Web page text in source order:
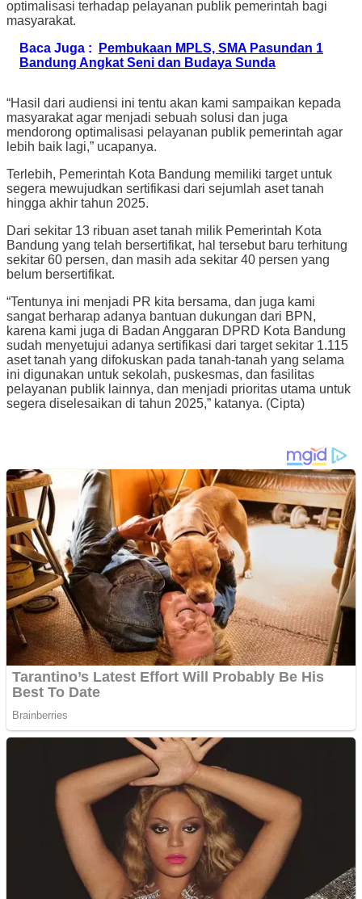
optimalisasi terhadap pelayanan publik pemerintah bagi
masyarakat.
Baca Juga :
Pembukaan MPLS, SMA Pasundan 1
Bandung Angkat Seni dan Budaya Sunda
“Hasil dari audiensi ini tentu akan kami sampaikan kepada
masyarakat agar menjadi sebuah solusi dan juga
mendorong optimalisasi pelayanan publik pemerintah agar
lebih baik lagi,” ucapanya.
Terlebih, Pemerintah Kota Bandung memiliki target untuk
segera mewujudkan sertifikasi dari sejumlah aset tanah
hingga akhir tahun 2025.
Dari sekitar 13 ribuan aset tanah milik Pemerintah Kota
Bandung yang telah bersertifikat, hal tersebut baru terhitung
sekitar 60 persen, dan masih ada sekitar 40 persen yang
belum bersertifikat.
“Tentunya ini menjadi PR kita bersama, dan juga kami
sangat berharap adanya bantuan dukungan dari BPN,
karena kami juga di Badan Anggaran DPRD Kota Bandung
sudah menyetujui adanya sertifikasi dari target sekitar 1.115
aset tanah yang difokuskan pada tanah-tanah yang selama
ini digunakan untuk sekolah, puskesmas, dan fasilitas
pelayanan publik lainnya, dan menjadi prioritas utama untuk
segera diselesaikan di tahun 2025,” katanya. (Cipta)